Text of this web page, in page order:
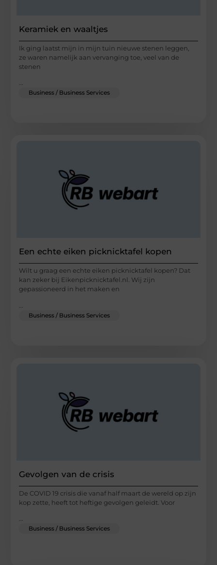
Keramiek en waaltjes
Ik ging laatst mijn in mijn tuin nieuwe stenen leggen,
ze waren namelijk aan vervanging toe, veel van de
stenen
...
Business / Business Services
Een echte eiken picknicktafel kopen
Wilt u graag een echte eiken picknicktafel kopen? Dat
kan zeker bij Eikenpicknicktafel.nl. Wij zijn
gepassioneerd in het maken en
Business / Business Services
Gevolgen van de crisis
De COVID 19 crisis die vanaf half maart de wereld op zijn
kop zette, heeft tot heftige gevolgen geleidt. Voor
Business / Business Services